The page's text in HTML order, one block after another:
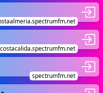
costacalida.spectrumfm.net
spectrumfm.net